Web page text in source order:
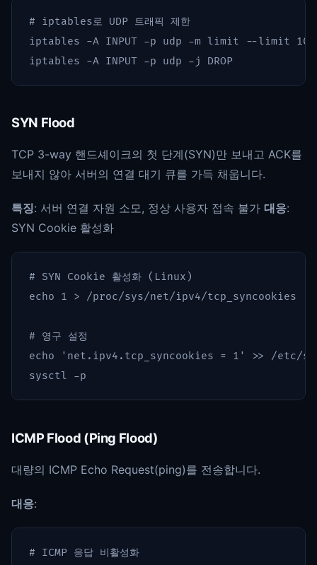
# iptables로 UDP 트래픽 제한
iptables -A INPUT -p udp -m limit --limit
iptables -A INPUT -p udp -j
SYN Flood
TCP 3-way 핸드셰이크의 첫 단계(SYN)만 보내고 ACK를
보내지 않아 서버의 연결 대기 큐를 가득 채웁니다.
특징: 서버 연결 자원 소모, 정상 사용자 접속 불가 대응:
SYN Cookie 활성화
# SYN Cookie 활성화 (Linux)
echo 1 > /proc/sys/net/ipv4/tcp_syncookies
# 영구 설정
echo
'net.ipv4.tcp_syncookies = 1' >>
/etc/
sysctl -p
ICMP Flood (Ping Flood)
대량의 ICMP Echo Request(ping)를 전송합니다.
대응:
# ICMP 응답 비활성화